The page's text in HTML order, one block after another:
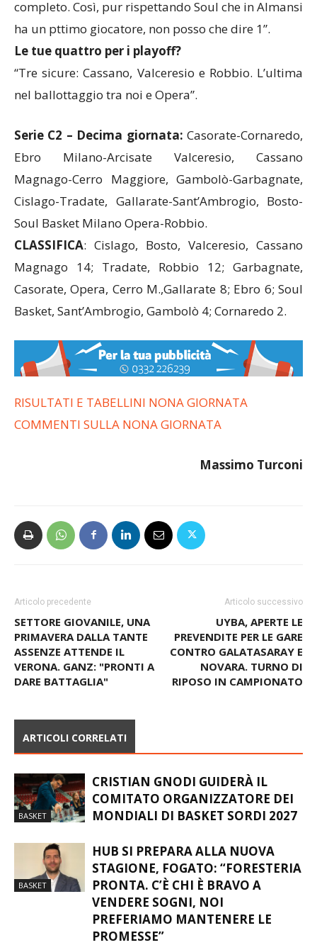
completo. Così, pur rispettando Soul che in Almansi
ha un pttimo giocatore, non posso che dire 1”.
Le tue quattro per i playoff?
“Tre sicure: Cassano, Valceresio e Robbio. L’ultima
nel ballottaggio tra noi e Opera”.
Serie C2 – Decima giornata: Casorate-Cornaredo,
Ebro Milano-Arcisate Valceresio, Cassano
Magnago-Cerro Maggiore, Gambolò-Garbagnate,
Cislago-Tradate, Gallarate-Sant’Ambrogio, Bosto-
Soul Basket Milano Opera-Robbio.
CLASSIFICA: Cislago, Bosto, Valceresio, Cassano
Magnago 14; Tradate, Robbio 12; Garbagnate,
Casorate, Opera, Cerro M.,Gallarate 8; Ebro 6; Soul
Basket, Sant’Ambrogio, Gambolò 4; Cornaredo 2.
RISULTATI E TABELLINI NONA GIORNATA
COMMENTI SULLA NONA GIORNATA
Massimo Turconi
Articolo precedente
SETTORE GIOVANILE, UNA
PRIMAVERA DALLA TANTE
ASSENZE ATTENDE IL
VERONA. GANZ: "PRONTI A
DARE BATTAGLIA"
Articolo successivo
UYBA, APERTE LE
PREVENDITE PER LE GARE
CONTRO GALATASARAY E
NOVARA. TURNO DI
RIPOSO IN CAMPIONATO
ARTICOLI CORRELATI
BASKET
CRISTIAN GNODI GUIDERÀ IL
COMITATO ORGANIZZATORE DEI
MONDIALI DI BASKET SORDI 2027
BASKET
HUB SI PREPARA ALLA NUOVA
STAGIONE, FOGATO: “FORESTERIA
PRONTA. C’È CHI È BRAVO A
VENDERE SOGNI, NOI
PREFERIAMO MANTENERE LE
PROMESSE”